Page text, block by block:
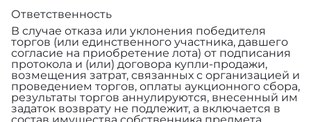
Ответственность
В случае отказа или уклонения победителя
торгов (или единственного участника, давшего
согласие на приобретение лота) от подписания
протокола и (или) договора купли-продажи,
возмещения затрат, связанных с организацией и
проведением торгов, оплаты аукционного сбора,
результаты торгов аннулируются, внесенный им
задаток возврату не подлежит, а включается в
состав имущества собственника предмета